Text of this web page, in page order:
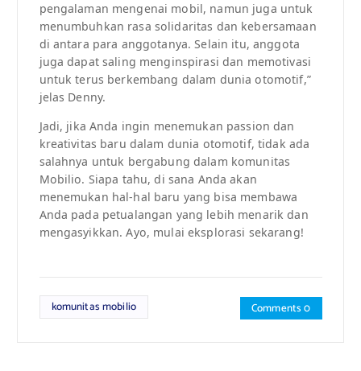
pengalaman mengenai mobil, namun juga untuk
menumbuhkan rasa solidaritas dan kebersamaan
di antara para anggotanya. Selain itu, anggota
juga dapat saling menginspirasi dan memotivasi
untuk terus berkembang dalam dunia otomotif,”
jelas Denny.
Jadi, jika Anda ingin menemukan passion dan
kreativitas baru dalam dunia otomotif, tidak ada
salahnya untuk bergabung dalam komunitas
Mobilio. Siapa tahu, di sana Anda akan
menemukan hal-hal baru yang bisa membawa
Anda pada petualangan yang lebih menarik dan
mengasyikkan. Ayo, mulai eksplorasi sekarang!
komunitas mobilio Comments 0